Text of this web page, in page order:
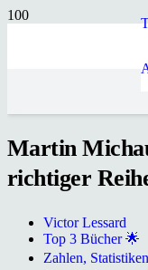
Martin
richtiger
Victor Lessard
Top 3 Bücher 🌟
Zahlen,